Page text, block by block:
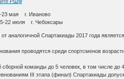
мая г. Иваново
22 июля г. Чебоксары
аналогичной Спартакиады 2017 года
проводятся среди спортсменов
сборной команды до 5 человек, в том числе
III этапа (финал) Спартакиады